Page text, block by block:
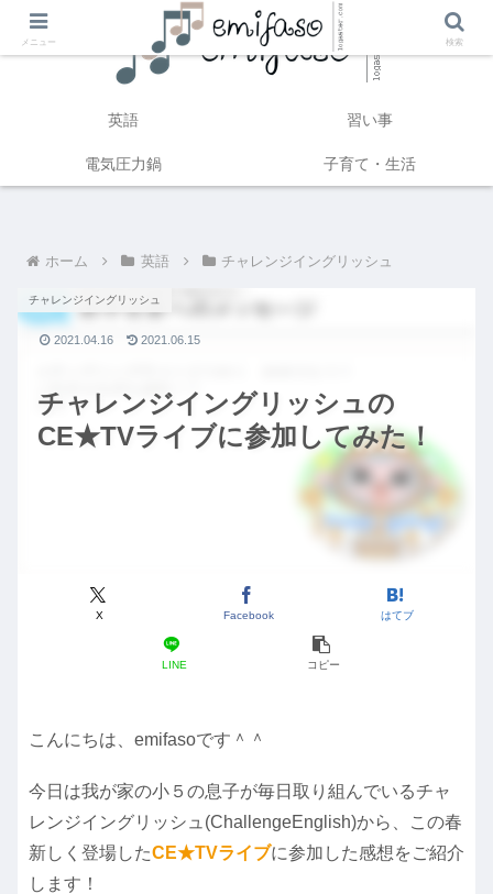
英語 習い事
電気圧力鍋 子育て・生活
ホーム 英語 チャレンジイングリッシュ
チャレンジイングリッシュの
CE★TVライブに参加してみた！
チャレンジイングリッシュ
X Facebook はてブ
LINE コピー
2021.04.16 2021.06.15
こんにちは、emifasoです＾＾
今日は我が家の小５の息子が毎日取り組んでいるチャ
レンジイングリッシュ(ChallengeEnglish)から、この春
新しく登場したCE★TVライブに参加した感想をご紹介
します！
メニュー 検索